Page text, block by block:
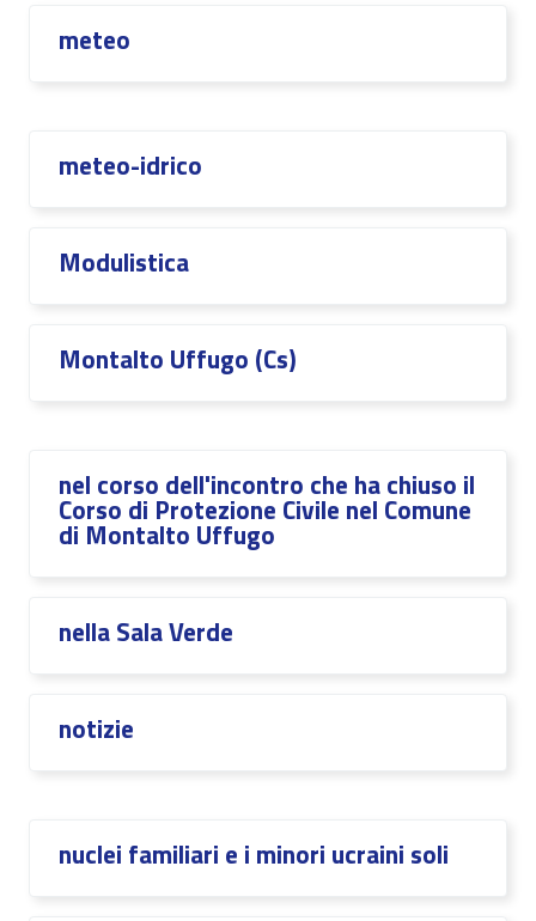
meteo
meteo-idrico
Modulistica
Montalto Uffugo (Cs)
nel corso dell'incontro che ha chiuso il
Corso di Protezione Civile nel Comune
di Montalto Uffugo
nella Sala Verde
notizie
nuclei familiari e i minori ucraini soli